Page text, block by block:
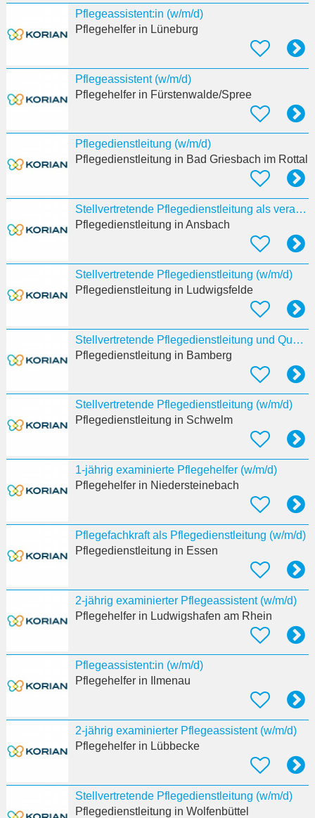
Pflegeassistent:in (w/m/d)
Pflegehelferin Lüneburg
Pflegeassistent (w/m/d)
Pflegehelferin Fürstenwalde/Spree
Pflegedienstleitung (w/m/d)
Pflegedienstleitung in Bad Griesbach im Rottal
Stellvertretende Pflegedienstleitung als verantwortliche:r Pflegeprozesskoordinator:in (w/m/d)
Pflegedienstleitung in Ansbach
Stellvertretende Pflegedienstleitung (w/m/d)
Pflegedienstleitung in Ludwigsfelde
Stellvertretende Pflegedienstleitung und Qualitätsbeauftragte:r (w/m/d)
Pflegedienstleitung in Bamberg
Stellvertretende Pflegedienstleitung (w/m/d)
Pflegedienstleitung in Schwelm
1-jährig examinierte Pflegehelfer (w/m/d)
Pflegehelferin Niedersteinebach
Pflegefachkraft als Pflegedienstleitung (w/m/d)
Pflegedienstleitung in Essen
2-jährig examinierter Pflegeassistent (w/m/d)
Pflegehelferin Ludwigshafen am Rhein
Pflegeassistent:in (w/m/d)
Pflegehelferin Ilmenau
2-jährig examinierter Pflegeassistent (w/m/d)
Pflegehelferin Lübbecke
Stellvertretende Pflegedienstleitung (w/m/d)
Pflegedienstleitung in Wolfenbüttel